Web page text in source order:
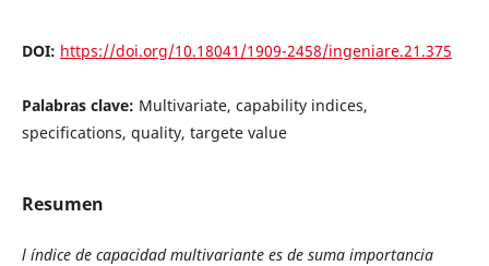
DOI: https://doi.org/10.18041/1909-2458/ingeniare.21.375
Palabras clave: Multivariate, capability indices,
specifications, quality, targete value
Resumen
l índice de capacidad multivariante es de suma importancia